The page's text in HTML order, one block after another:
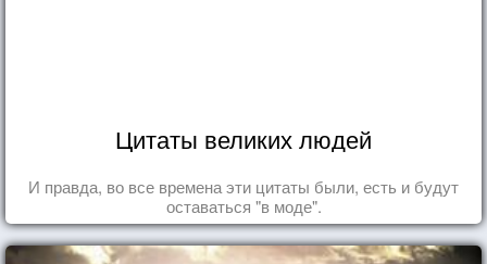
Цитаты великих людей
И правда, во все времена эти цитаты были, есть и будут
оставаться "в моде".